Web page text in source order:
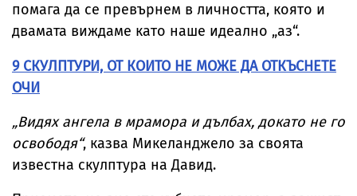
помага да се превърнем в личността, която и
двамата виждаме като наше идеално „аз“.
9 СКУЛПТУРИ, ОТ КОИТО НЕ МОЖЕ ДА ОТКЪСНЕТЕ
ОЧИ
„Видях ангела в мрамора и дълбах, докато не го
освободя“, казва Микеланджело за своята
известна скулптура на Давид.